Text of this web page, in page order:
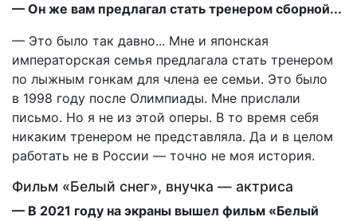
— Он же вам предлагал стать тренером сборной...
— Это было так давно... Мне и японская
императорская семья предлагала стать тренером
по лыжным гонкам для члена ее семьи. Это было
в 1998 году после Олимпиады. Мне прислали
письмо. Но я не из этой оперы. В то время себя
никаким тренером не представляла. Да и в целом
работать не в России — точно не моя история.
Фильм «Белый снег», внучка — актриса
— В 2021 году на экраны вышел фильм «Белый